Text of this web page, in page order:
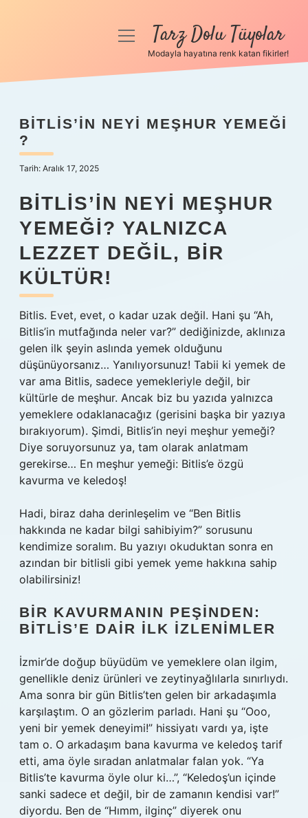
Anasayfa
Hakkımızda
menüyüTarz Dolu Tüyolar
Modayla hayatına renk katan fikirler!
BITLIS’IN NEYI MEŞHUR YEMEĞI
?
Tarih: Aralık 17, 2025
BITLIS’IN NEYI MEŞHUR
YEMEĞI? YALNIZCA
LEZZET DEĞIL, BIR
KÜLTÜR!
Bitlis. Evet, evet, o kadar uzak değil. Hani şu “Ah,
Bitlis’in mutfağında neler var?” dediğinizde, aklınıza
gelen ilk şeyin aslında yemek olduğunu
düşünüyorsanız… Yanılıyorsunuz! Tabii ki yemek de
var ama Bitlis, sadece yemekleriyle değil, bir
kültürle de meşhur. Ancak biz bu yazıda yalnızca
yemeklere odaklanacağız (gerisini başka bir yazıya
bırakıyorum). Şimdi, Bitlis’in neyi meşhur yemeği?
Diye soruyorsunuz ya, tam olarak anlatmam
gerekirse… En meşhur yemeği: Bitlis’e özgü
kavurma ve keledoş!
Hadi, biraz daha derinleşelim ve “Ben Bitlis
hakkında ne kadar bilgi sahibiyim?” sorusunu
kendimize soralım. Bu yazıyı okuduktan sonra en
azından bir bitlisli gibi yemek yeme hakkına sahip
olabilirsiniz!
BIR KAVURMANIN PEŞINDEN:
BITLIS’E DAIR İLK İZLENIMLER
İzmir’de doğup büyüdüm ve yemeklere olan ilgim,
genellikle deniz ürünleri ve zeytinyağlılarla sınırlıydı.
Ama sonra bir gün Bitlis’ten gelen bir arkadaşımla
karşılaştım. O an gözlerim parladı. Hani şu “Ooo,
yeni bir yemek deneyimi!” hissiyatı vardı ya, işte
tam o. O arkadaşım bana kavurma ve keledoş tarif
etti, ama öyle sıradan anlatmalar falan yok. “Ya
Bitlis’te kavurma öyle olur ki…”, “Keledoş’un içinde
sanki sadece et değil, bir de zamanın kendisi var!”
diyordu. Ben de “Hımm, ilginç” diyerek onu